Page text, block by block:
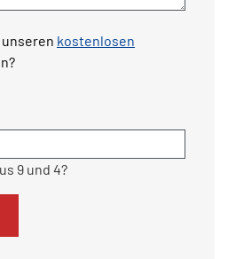
kostenlosen
9 und 4?